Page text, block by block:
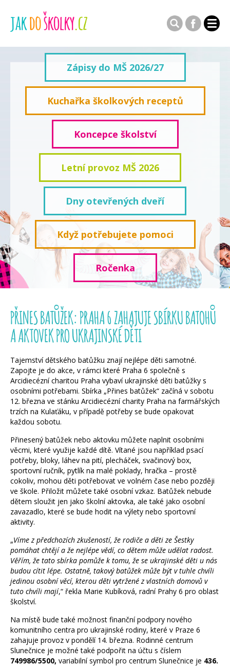
Zápisy do MŠ 2026/27
Kuchařka školkových receptů
Koncepce školství
Letní provoz MŠ 2026
Dny otevřených dveří
Když potřebujete pomoci
Ročenka
PŘINES BATŮŽEK: PRAHA 6 ZAHAJUJE SBÍRKU BATOHŮ
A AKTOVEK PRO UKRAJINSKÉ DĚTI
Tajemství dětského batůžku znají nejlépe děti samotné.
Zapojte je do akce, v rámci které Praha 6 společně s
Arcidiecézní charitou Praha vybaví ukrajinské děti batůžky s
osobními potřebami. Sbírka „Přines batůžek“ začíná v sobotu
12. března ve stánku Arcidiecézní charity Praha na farmářských
trzích na Kulaťáku, v případě potřeby se bude opakovat
každou sobotu.
Přinesený batůžek nebo aktovku můžete naplnit osobními
věcmi, které využije každé dítě. Vítané jsou například psací
potřeby, bloky, láhev na pití, plecháček, svačinový box,
sportovní ručník, pytlík na malé poklady, hračka – prostě
cokoliv, mohou děti potřebovat ve volném čase nebo později
ve škole. Přiložit můžete také osobní vzkaz. Batůžek nebude
dětem sloužit jen jako školní aktovka, ale také jako osobní
zavazadlo, které se bude hodit na výlety nebo sportovní
aktivity.
„Víme z předchozích zkušeností, že rodiče a děti ze Šestky
pomáhat chtějí a že nejlépe vědí, co dětem může udělat radost.
Věřím, že tato sbírka pomůže k tomu, že se ukrajinské děti u nás
budou cítit lépe. Ostatně, takový batůžek může být v tuhle chvíli
jedinou osobní věcí, kterou děti vytržené z vlastních domovů v
tuto chvíli mají,“ řekla Marie Kubíková, radní Prahy 6 pro oblast
školství.
Na místě bude také možnost finanční podpory nového
komunitního centra pro ukrajinské rodiny, které v Praze 6
zahajuje provoz v pondělí 14. března. Rodinné centrum
Slunečnice je možné také podpořit na účtu s číslem
749986/5500, variabilní symbol pro centrum Slunečnice je 436.